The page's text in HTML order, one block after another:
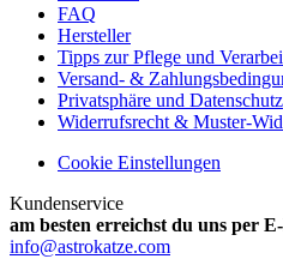
FAQ
Hersteller
Tipps zur Pflege und
Versand- &
Privatsphäre und Datenschutz
Widerrufsrecht & Muster-
Cookie Einstellungen
Kundenservice
am besten erreichst du uns per
info@astrokatze.com